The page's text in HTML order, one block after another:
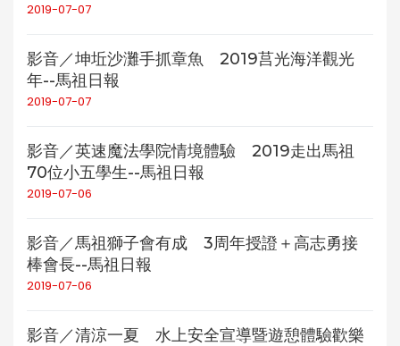
2019-07-07
影音／坤坵沙灘手抓章魚 2019莒光海洋觀光
年--馬祖日報
2019-07-07
影音／英速魔法學院情境體驗 2019走出馬祖
70位小五學生--馬祖日報
2019-07-06
影音／馬祖獅子會有成 3周年授證＋高志勇接
棒會長--馬祖日報
2019-07-06
影音／清涼一夏 水上安全宣導暨遊憩體驗歡樂